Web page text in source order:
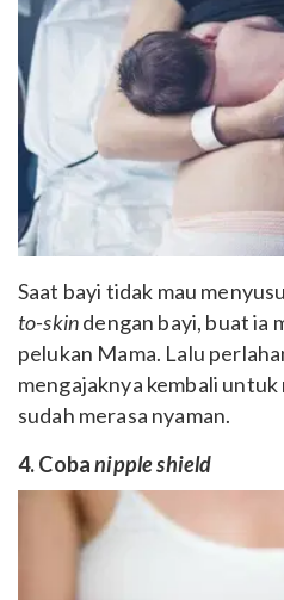
Saat bayi tidak mau
to-skindengan bayi, buat ia
pelukan Mama. Lalu
mengajaknya kembali
sudah merasa nyaman.
4. Cobanipple shield